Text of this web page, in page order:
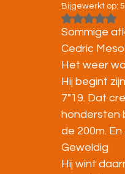
Bijgewerkt op:
Sommige
Cedric
Het weer
Hij begint
7"19. Dat
hondersten
de 200m.
Geweldig
Hij wint